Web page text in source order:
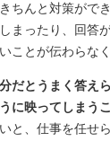
ちんと対策がで
まったり、回答
ことが伝わらな
だとうまく答え
に映ってしまう
と、仕事を任せ